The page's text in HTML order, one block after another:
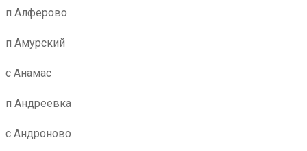
п Алферово
п Амурский
с Анамас
п Андреевка
с Андроново